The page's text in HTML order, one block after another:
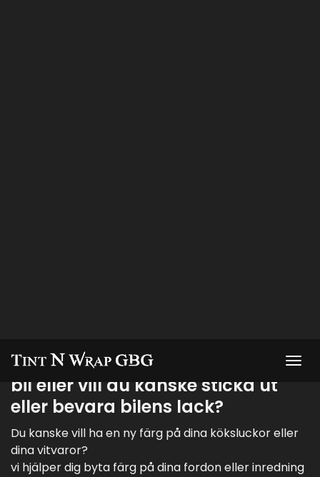
Har du tröttnat på färgen på din
bil eller vill du kanske sticka ut
eller bevara bilens lack?
Du kanske vill ha en ny färg på dina köksluckor eller
dina vitvaror?
vi hjälper dig byta färg på dina fordon eller inredning